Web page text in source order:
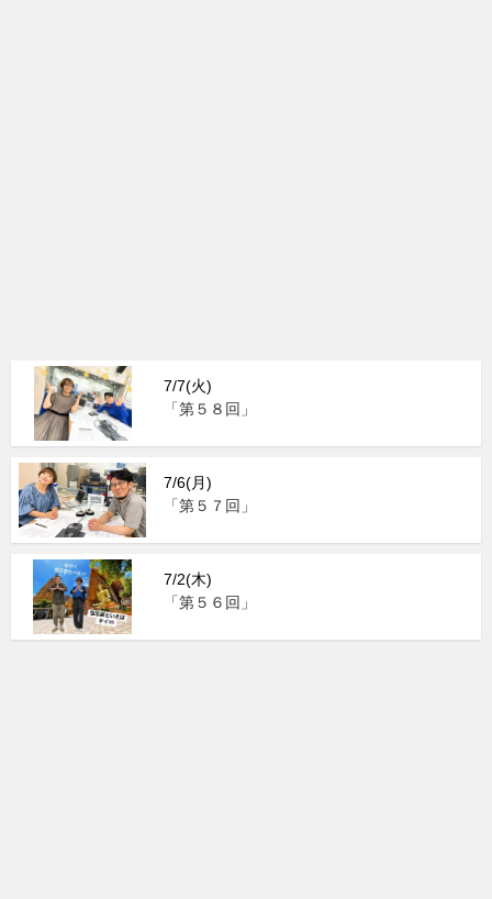
7/7(火)
「第５８回」
7/6(月)
「第５７回」
7/2(木)
「第５６回」